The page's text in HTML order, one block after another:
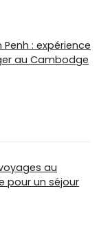
: expérience
au Cambodge
au
pour un séjour